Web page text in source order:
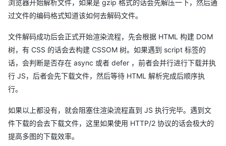
浏览器开始解析文件，如果是 gzip 格式的话会先解压一下，然后通
过文件的编码格式知道该如何去解码文件。
文件解码成功后会正式开始渲染流程，先会根据 HTML 构建 DOM
树，有 CSS 的话会去构建 CSSOM 树。如果遇到 script 标签的
话，会判断是否存在 async 或者 defer ，前者会并行进行下载并执
行 JS，后者会先下载文件，然后等待 HTML 解析完成后顺序执
行。
如果以上都没有，就会阻塞住渲染流程直到 JS 执行完毕。遇到文
件下载的会去下载文件，这里如果使用 HTTP/2 协议的话会极大的
提高多图的下载效率。